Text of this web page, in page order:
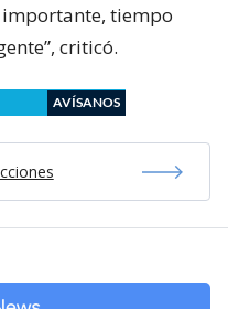
tiempo
criticó.
AVÍSANOS